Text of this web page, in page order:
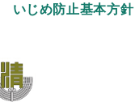
いじめ防止基本方針